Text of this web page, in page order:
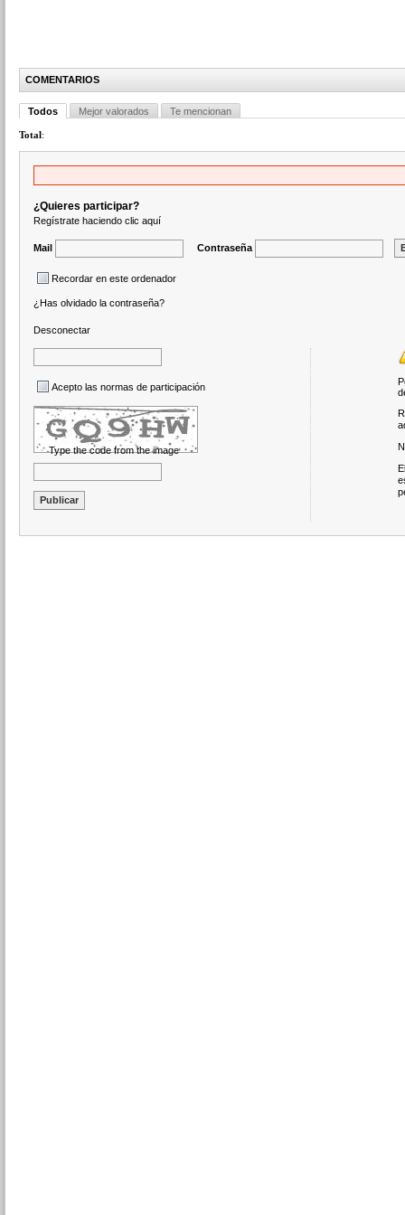
COMENTARIOS
Todos Mejor valorados Te mencionan
Total:
¿Quieres participar?
Regístrate haciendo clic aquí
Mail Contraseña
Recordar en este ordenador
¿Has olvidado la contraseña?
Desconectar
Acepto las normas de participación
Type the code from the image